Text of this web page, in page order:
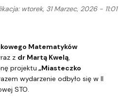
wtorek, 31 Marzec, 2026 - 11:01
z wizytą w II STO:
Matematyków
z dr Martą Kwelą,
projektu „Miasteczko
wydarzenie odbyło się w II
STO.